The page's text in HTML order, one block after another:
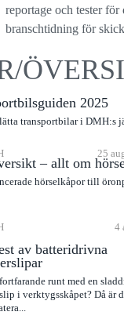
reportage och tester
branschtidning för
2025
transportbilar i DMH:s
25
– allt om
hörselkåpor till
4
av batteridrivna
runt med en
i verktygsskåpet? Då är